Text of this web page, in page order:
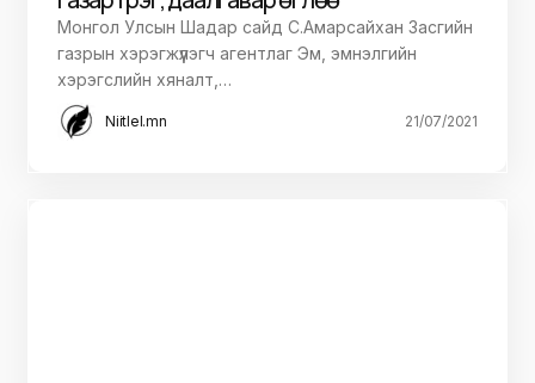
Монгол Улсын Шадар сайд С.Амарсайхан Засгийн
газрын хэрэгжүүлэгч агентлаг Эм, эмнэлгийн
хэрэгслийн хяналт,…
Niitlel.mn 21/07/2021